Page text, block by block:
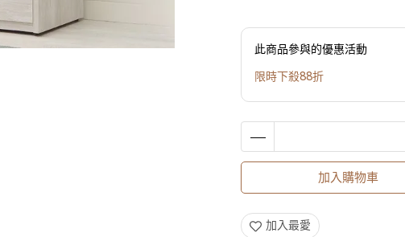
此商品參與的優惠活動
限時下殺88折
加入購物車
加入最愛